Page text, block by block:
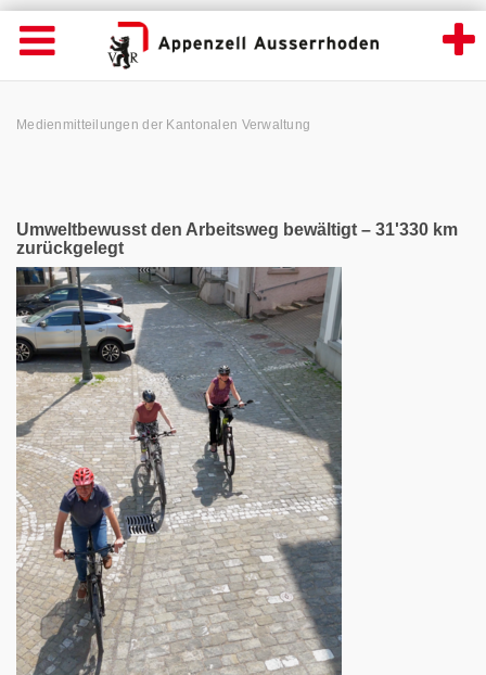
News Detailansicht - Appenzell
Wichtige
Seiten
Home
Inhalt
Navigation öffnen
Inhalt
Pfadnavigation
Medienmitteilungen der Kantonalen Verwaltung
Umweltbewusst den Arbeitsweg bewältigt – 31'330 km
zurückgelegt